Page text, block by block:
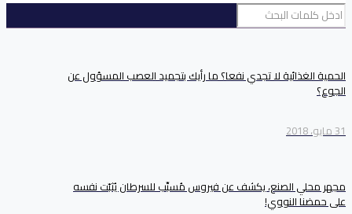
الحمية الغذائية لا تجدي نفعا؟ ما رأيك بتجميد العصب المسؤول عن
الجوع؟
31 مايو، 2018
مجهر محلي الصنع، يكشف عن فيروس مُسبِّب للسرطان يُثبّت نفسه
على حمضنا النووي!